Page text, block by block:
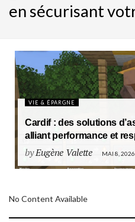
en sécurisant
VIE & ÉPARGNE
Cardif : des solutions
alliant performance et
byEugène Valette MAI 8, 2026
No Content Available